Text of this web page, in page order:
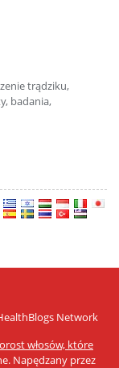
trądziku,
badania,
Network
włosów, które
Napędzany przez